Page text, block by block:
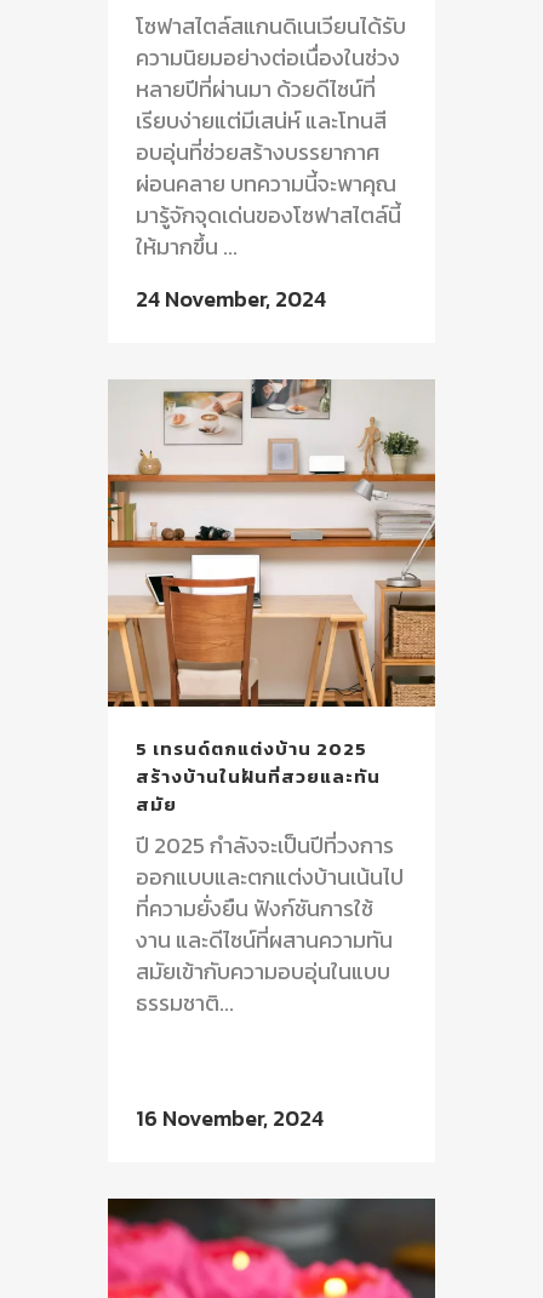
โซฟาสไตล์สแกนดิเนเวียนได้รับ
ความนิยมอย่างต่อเนื่องในช่วง
หลายปีที่ผ่านมา ด้วยดีไซน์ที่
เรียบง่ายแต่มีเสน่ห์ และโทนสี
อบอุ่นที่ช่วยสร้างบรรยากาศ
ผ่อนคลาย บทความนี้จะพาคุณ
มารู้จักจุดเด่นของโซฟาสไตล์นี้
ให้มากขึ้น ...
24 November, 2024
5 เทรนด์ตกแต่งบ้าน 2025
สร้างบ้านในฝันที่สวยและทัน
สมัย
ปี 2025 กำลังจะเป็นปีที่วงการ
ออกแบบและตกแต่งบ้านเน้นไป
ที่ความยั่งยืน ฟังก์ชันการใช้
งาน และดีไซน์ที่ผสานความทัน
สมัยเข้ากับความอบอุ่นในแบบ
ธรรมชาติ...
16 November, 2024